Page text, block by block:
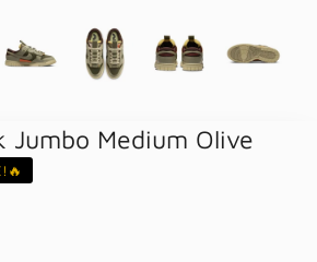
Jumbo Medium Olive